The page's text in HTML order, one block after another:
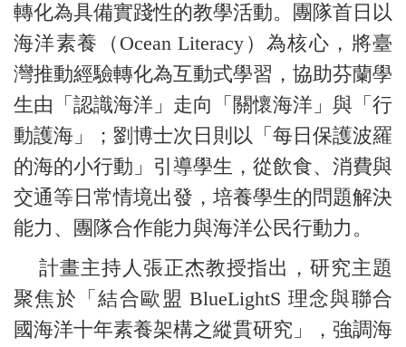
轉化為具備實踐性的教學活動。團隊首日以
海洋素養（Ocean Literacy）為核心，將臺
灣推動經驗轉化為互動式學習，協助芬蘭學
生由「認識海洋」走向「關懷海洋」與「行
動護海」；劉博士次日則以「每日保護波羅
的海的小行動」引導學生，從飲食、消費與
交通等日常情境出發，培養學生的問題解決
能力、團隊合作能力與海洋公民行動力。
計畫主持人張正杰教授指出，研究主題
聚焦於「結合歐盟 BlueLightS 理念與聯合
國海洋十年素養架構之縱貫研究」，強調海